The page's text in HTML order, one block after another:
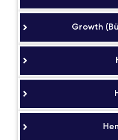
Growth